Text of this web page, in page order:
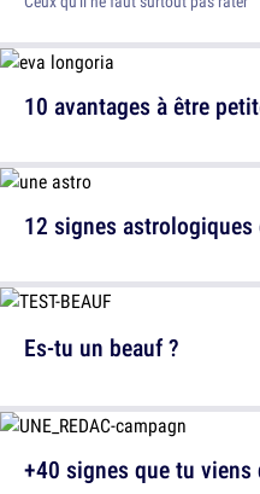
10 avantages à être
12 signes
Es-tu un beauf ?
+40 signes que tu viens